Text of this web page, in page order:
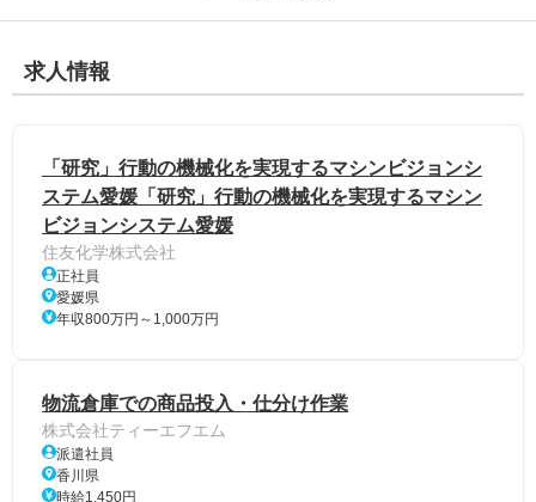
求人情報
「研究」行動の機械化を実現するマシンビジョンシ
ステム愛媛「研究」行動の機械化を実現するマシン
ビジョンシステム愛媛
住友化学株式会社
正社員
愛媛県
年収800万円～1,000万円
物流倉庫での商品投入・仕分け作業
株式会社ティーエフエム
派遣社員
香川県
時給1,450円